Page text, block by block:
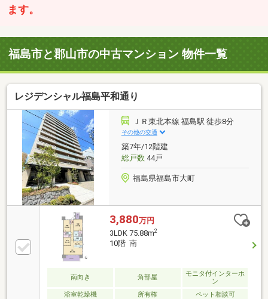
ます。
福島市と郡山市の中古マンション 物件一覧
レジデンシャル福島平和通り
ＪＲ東北本線 福島駅 徒歩8分
その他の交通
築7年/12階建
総戸数44戸
福島県福島市大町
3,880万円
3LDK 75.88m2
10階 南
南向き 角部屋
モニタ付インターホ
ン
浴室乾燥機
所有権 ペット相談可